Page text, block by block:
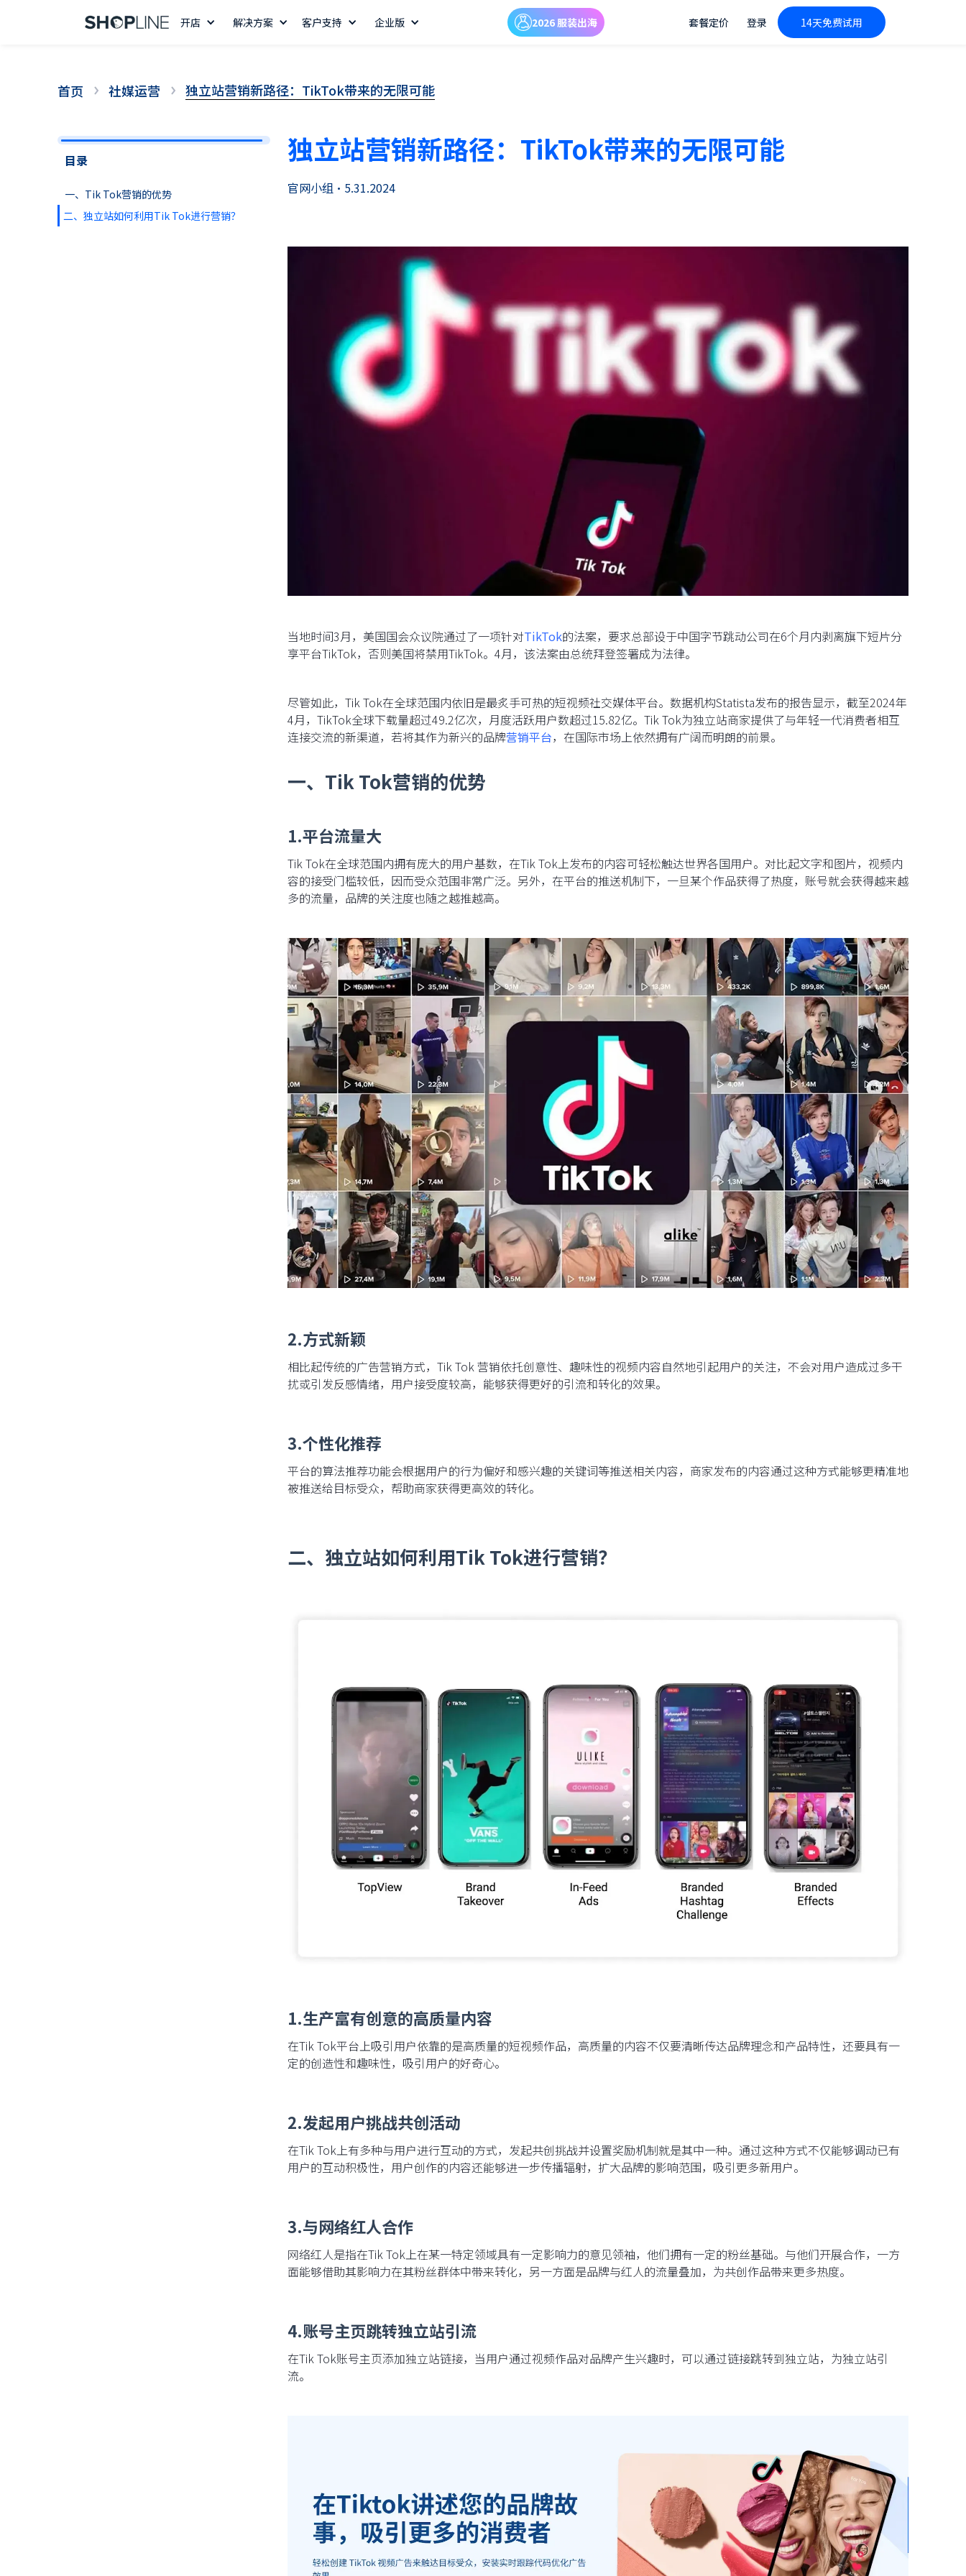
开店 解决方案 客户支持 企业版 2026 服装出海 套餐定价 登录 14天免费试用
首页 社媒运营 独立站营销新路径：TikTok带来的无限可能
目录
一、Tik Tok营销的优势
二、独立站如何利用Tik Tok进行营销？
独立站营销新路径：TikTok带来的无限可能
官网小组 • 5.31.2024
当地时间3月，美国国会众议院通过了一项针对TikTok的法案，要求总部设于中国字节跳动公司在6个月内剥离旗下短片分
享平台TikTok，否则美国将禁用TikTok。4月，该法案由总统拜登签署成为法律。
尽管如此，Tik Tok在全球范围内依旧是最炙手可热的短视频社交媒体平台。数据机构Statista发布的报告显示，截至2024年
4月，TikTok全球下载量超过49.2亿次，月度活跃用户数超过15.82亿。Tik Tok为独立站商家提供了与年轻一代消费者相互
连接交流的新渠道，若将其作为新兴的品牌营销平台，在国际市场上依然拥有广阔而明朗的前景。
一、Tik Tok营销的优势
1.平台流量大
Tik Tok在全球范围内拥有庞大的用户基数，在Tik Tok上发布的内容可轻松触达世界各国用户。对比起文字和图片，视频内
容的接受门槛较低，因而受众范围非常广泛。另外，在平台的推送机制下，一旦某个作品获得了热度，账号就会获得越来越
多的流量，品牌的关注度也随之越推越高。
2.方式新颖
相比起传统的广告营销方式，Tik Tok 营销依托创意性、趣味性的视频内容自然地引起用户的关注，不会对用户造成过多干
扰或引发反感情绪，用户接受度较高，能够获得更好的引流和转化的效果。
3.个性化推荐
平台的算法推荐功能会根据用户的行为偏好和感兴趣的关键词等推送相关内容，商家发布的内容通过这种方式能够更精准地
被推送给目标受众，帮助商家获得更高效的转化。
二、独立站如何利用Tik Tok进行营销？
1.生产富有创意的高质量内容
在Tik Tok平台上吸引用户依靠的是高质量的短视频作品，高质量的内容不仅要清晰传达品牌理念和产品特性，还要具有一
定的创造性和趣味性，吸引用户的好奇心。
2.发起用户挑战共创活动
在Tik Tok上有多种与用户进行互动的方式，发起共创挑战并设置奖励机制就是其中一种。通过这种方式不仅能够调动已有
用户的互动积极性，用户创作的内容还能够进一步传播辐射，扩大品牌的影响范围，吸引更多新用户。
3.与网络红人合作
网络红人是指在Tik Tok上在某一特定领域具有一定影响力的意见领袖，他们拥有一定的粉丝基础。与他们开展合作，一方
面能够借助其影响力在其粉丝群体中带来转化，另一方面是品牌与红人的流量叠加，为共创作品带来更多热度。
4.账号主页跳转独立站引流
在Tik Tok账号主页添加独立站链接，当用户通过视频作品对品牌产生兴趣时，可以通过链接跳转到独立站，为独立站引
流。